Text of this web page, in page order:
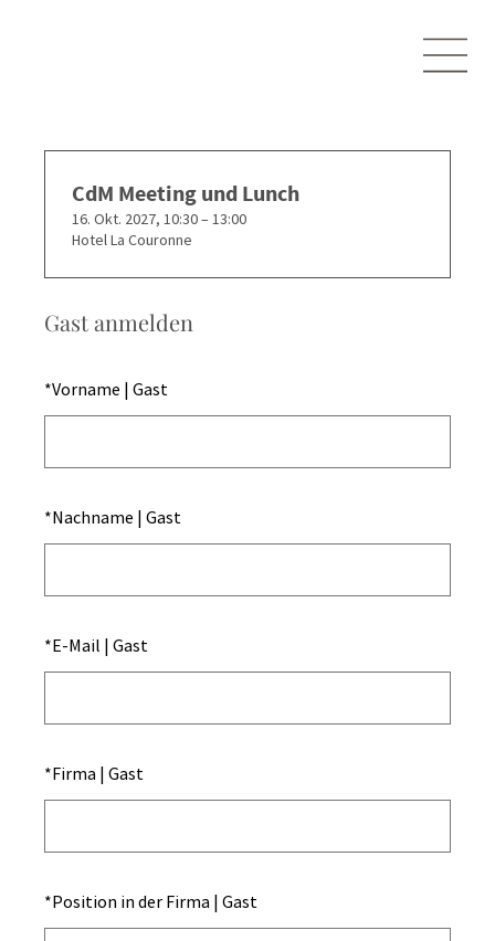
Gast anmelden
*Vorname | Gast
*Nachname | Gast
*E-Mail | Gast
*Firma | Gast
*Position in der Firma | Gast
CdM Meeting und Lunch
16. Okt. 2027, 10:30 – 13:00
Hotel La Couronne